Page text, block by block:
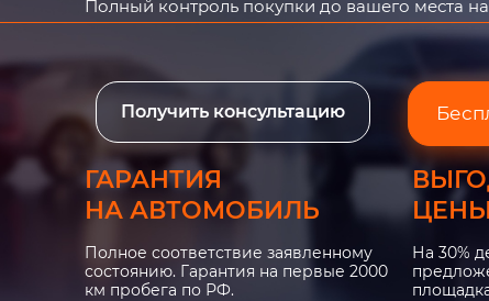
Полный контроль покупки до вашего места
Получить консультацию
ГАРАНТИЯ
НА АВТОМОБИЛЬ
Полное соответствие заявленному
состоянию. Гарантия на первые 2000
км пробега по РФ.
ЦЕНЫ
На 30%